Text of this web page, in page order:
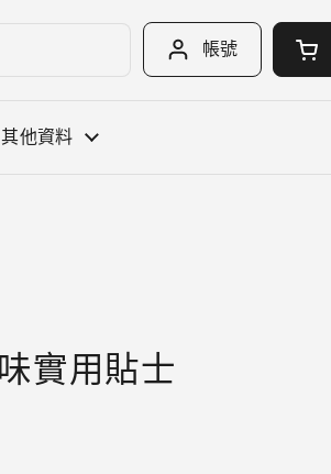
帳號
其他資料
實用貼士